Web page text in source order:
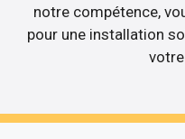
notre compétence,
pour une installation